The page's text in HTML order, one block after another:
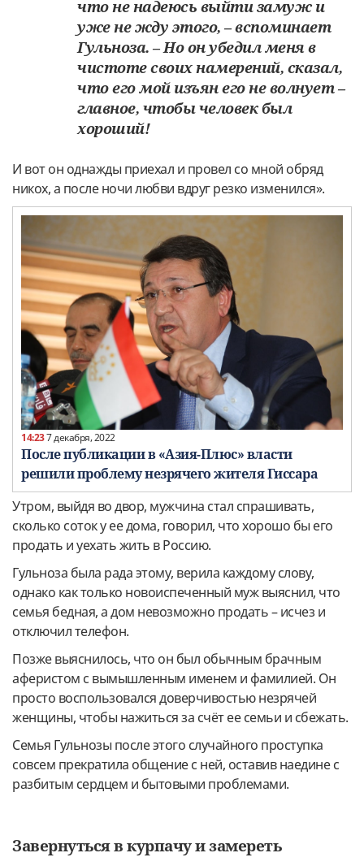
что не надеюсь выйти замуж и
уже не жду этого, – вспоминает
Гульноза. – Но он убедил меня в
чистоте своих намерений, сказал,
что его мой изъян его не волнует –
главное, чтобы человек был
хороший!
И вот он однажды приехал и провел со мной обряд
никох, а после ночи любви вдруг резко изменился».
14:237 декабря, 2022
После публикации в «Азия-Плюс» власти
решили проблему незрячего жителя Гиссара
Утром, выйдя во двор, мужчина стал спрашивать,
сколько соток у ее дома, говорил, что хорошо бы его
продать и уехать жить в Россию.
Гульноза была рада этому, верила каждому слову,
однако как только новоиспеченный муж выяснил, что
семья бедная, а дом невозможно продать – исчез и
отключил телефон.
Позже выяснилось, что он был обычным брачным
аферистом с вымышленным именем и фамилией. Он
просто воспользовался доверчивостью незрячей
женщины, чтобы нажиться за счёт ее семьи и сбежать.
Семья Гульнозы после этого случайного проступка
совсем прекратила общение с ней, оставив наедине с
разбитым сердцем и бытовыми проблемами.
Завернуться в курпачу и замереть